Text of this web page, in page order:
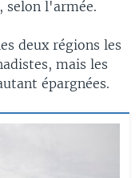
selon l'armée.
deux régions les
mais les
épargnées.